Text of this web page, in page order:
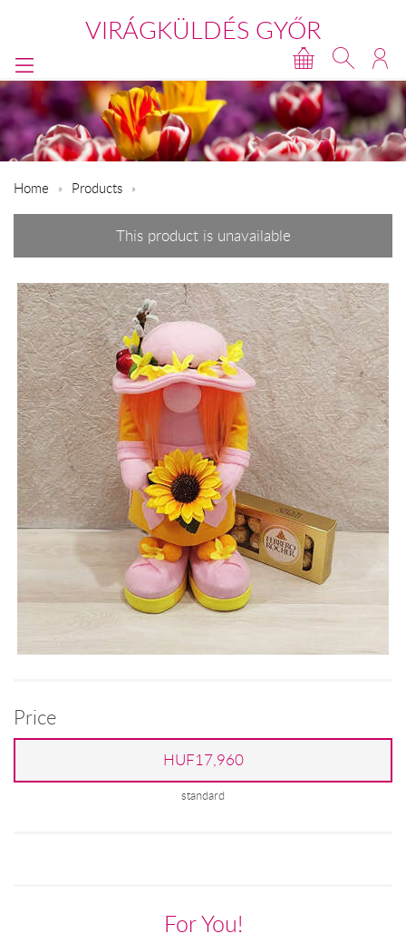
VIRÁGKÜLDÉS GYŐR
Home Products
This product is unavailable
Price
HUF17,960
standard
For You!